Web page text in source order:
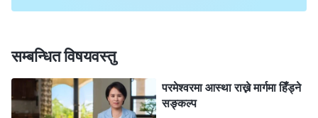
त्यसपछि, हाम्रो गाउँका केही नयाँ विश्‍वासी र भर्खरै परमेश्‍वरका
आखिरी दिनहरूको काम अनुसन्धान गर्न थालेकाहरू कमजोर भएर
पछि हटे। हाम्रो वरपरका मानिसहरूले अझै पनि यसको विरोध
सम्बन्धित विषयवस्तु
परमेश्‍वरमा आस्था राख्ने मार्गमा हिँड्ने
सङ्कल्प